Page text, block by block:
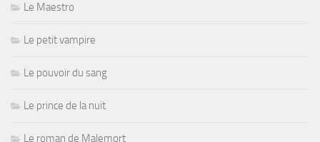
Le Maestro
Le petit vampire
Le pouvoir du sang
Le prince de la nuit
Le roman de Malemort